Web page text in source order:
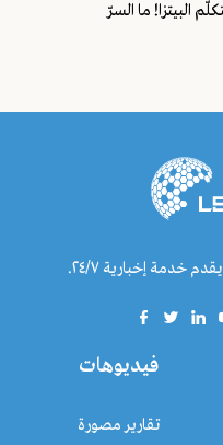
البيتزا! ما السرّ
خدمة إخبارية ٢٤/٧.
فيديوهات
تقارير مصورة